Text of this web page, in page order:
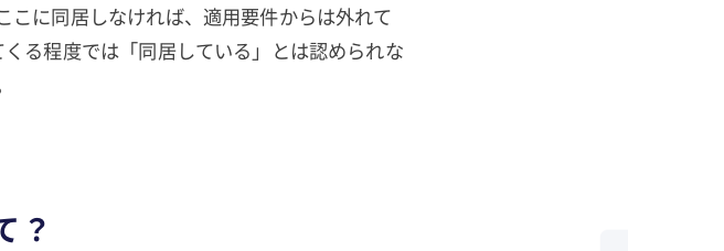
に同居しなければ、適用要件からは外れて
る程度では「同居している」とは認められな
？